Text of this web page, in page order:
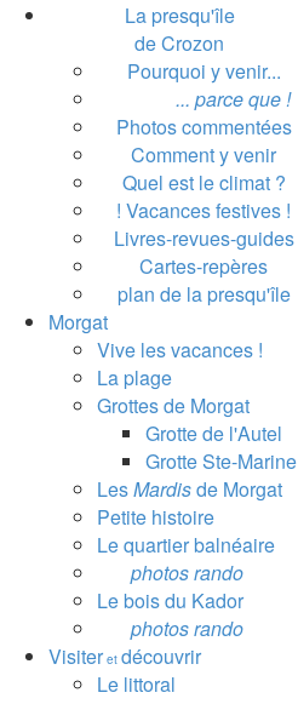
La presqu'île
de Crozon
Pourquoi y venir...
... parce que !
Photos commentées
Comment y venir
Quel est le climat ?
! Vacances festives !
Livres-revues-guides
Cartes-repères
plan de la presqu'île
Morgat
Vive les vacances !
La plage
Grottes de Morgat
Grotte de l'Autel
Grotte Ste-Marine
LesMardisde Morgat
Petite histoire
Le quartier balnéaire
photos rando
Le bois du Kador
photos rando
Visiter et découvrir
Le littoral